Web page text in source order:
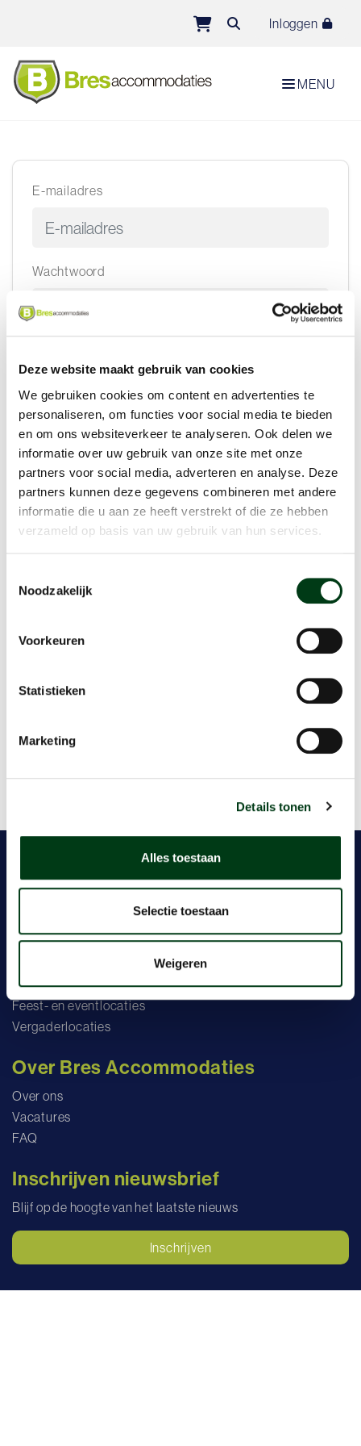
Deze website maakt gebruik van cookies
We gebruiken cookies om content en advertenties te
personaliseren, om functies voor social media te bieden
en om ons websiteverkeer te analyseren. Ook delen we
informatie over uw gebruik van onze site met onze
partners voor social media, adverteren en analyse. Deze
partners kunnen deze gegevens combineren met andere
informatie die u aan ze heeft verstrekt of die ze hebben
verzameld op basis van uw gebruik van hun services.
Noodzakelijk
Voorkeuren
Statistieken
Marketing
Details tonen
Alles toestaan
Selectie toestaan
Weigeren
Inloggen
MENU
E-mailadres
Wachtwoord
Inloggen
Wachtwoord vergeten?
Nog geen account? Registreren
Deze site is beveiligd door reCAPTCHA en hetPrivacybeleiden de
Accommodaties
Zwembaden
Multifunctionele accommodaties
Feest- en eventlocaties
Vergaderlocaties
Over Bres Accommodaties
Over ons
Vacatures
FAQ
Inschrijven nieuwsbrief
Blijf op de hoogte van het laatste nieuws
Inschrijven